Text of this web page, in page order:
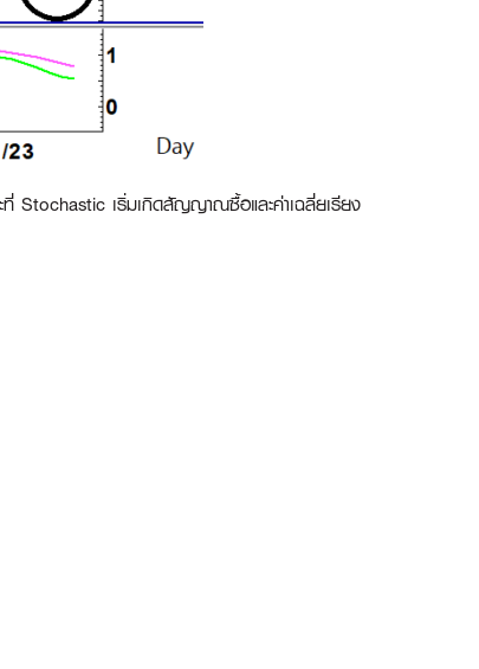
Stochastic เริ่มเกิดสัญญาณซื้อและค่าเฉลี่ยเรียง